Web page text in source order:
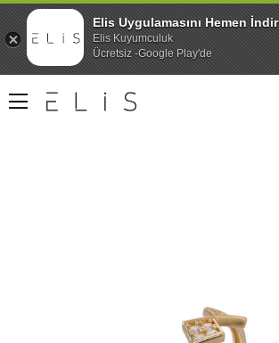
Elis Uygulamasını Hemen İndir
Elis Kuyumculuk
Ücretsiz -Google Play'de